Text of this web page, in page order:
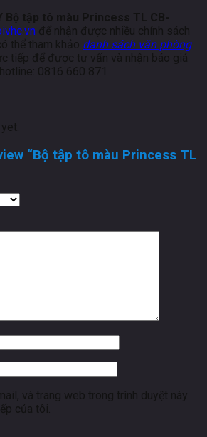
Bộ tập tô màu Princess TL CB-
để nhận được nhiều chính sách
thể tham khảo danh sách văn phòng
tiếp để được tư vấn và nhận báo giá
0816 660 871
“Bộ tập tô màu Princess TL
và trang web trong trình duyệt này
của tôi.